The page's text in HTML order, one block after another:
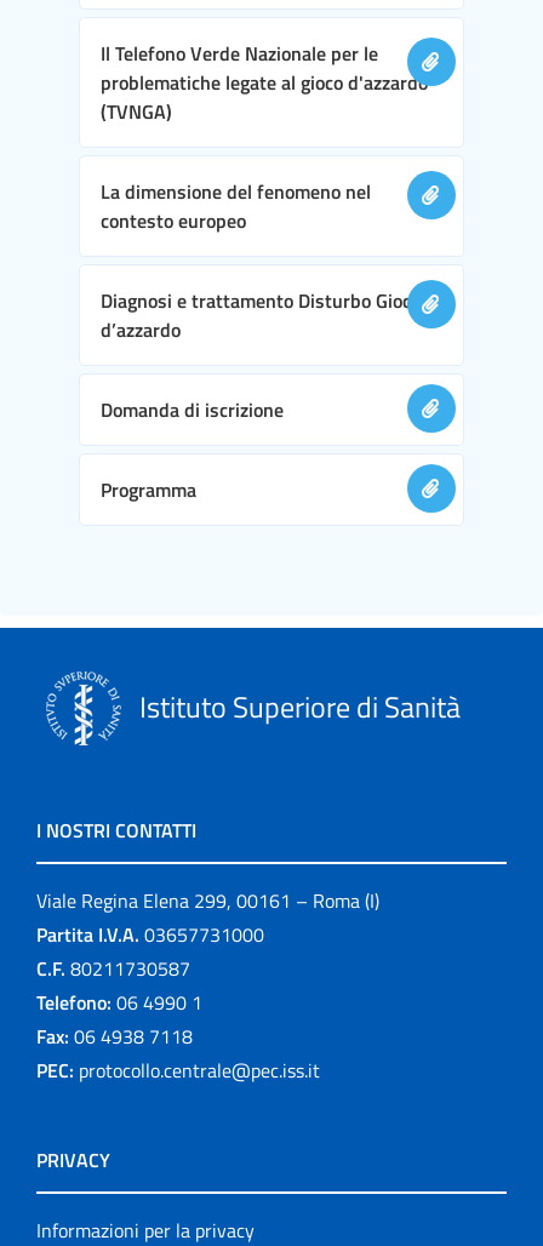
Il Telefono Verde Nazionale per le
problematiche legate al gioco d'azzardo
(TVNGA)
La dimensione del fenomeno nel
contesto europeo
Diagnosi e trattamento Disturbo Gioco
d’azzardo
Domanda di iscrizione
Programma
Istituto Superiore di Sanità
I NOSTRI CONTATTI
Viale Regina Elena 299, 00161 – Roma (I)
Partita I.V.A. 03657731000
C.F. 80211730587
Telefono: 06 4990 1
Fax: 06 4938 7118
PEC: protocollo.centrale@pec.iss.it
PRIVACY
Informazioni per la privacy